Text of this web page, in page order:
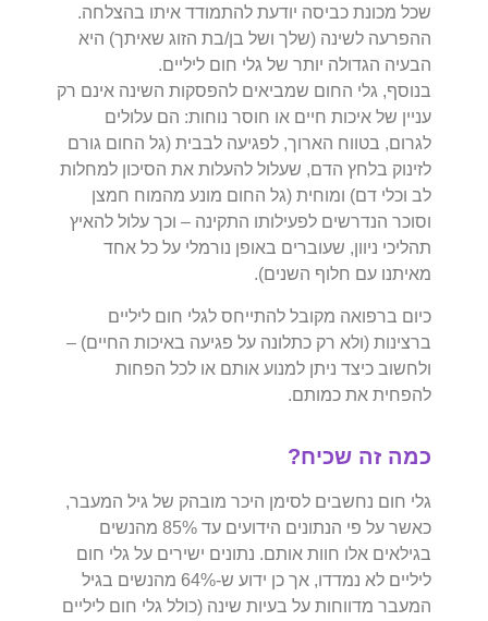
שכל מכונת כביסה יודעת להתמודד איתו בהצלחה.
ההפרעה לשינה (שלך ושל בן/בת הזוג שאיתך) היא
הבעיה הגדולה יותר של גלי חום ליליים.
בנוסף, גלי החום שמביאים להפסקות השינה אינם רק
עניין של איכות חיים או חוסר נוחות: הם עלולים
לגרום, בטווח הארוך, לפגיעה לבבית (גל החום גורם
לזינוק בלחץ הדם, שעלול להעלות את הסיכון למחלות
לב וכלי דם) ומוחית (גל החום מונע מהמוח חמצן
וסוכר הנדרשים לפעילותו התקינה – וכך עלול להאיץ
תהליכי ניוון, שעוברים באופן נורמלי על כל אחד
מאיתנו עם חלוף השנים).
כיום ברפואה מקובל להתייחס לגלי חום ליליים
ברצינות (ולא רק כתלונה על פגיעה באיכות החיים) –
ולחשוב כיצד ניתן למנוע אותם או לכל הפחות
להפחית את כמותם.
כמה זה שכיח?
גלי חום נחשבים לסימן היכר מובהק של גיל המעבר,
כאשר על פי הנתונים הידועים עד 85% מהנשים
בגילאים אלו חוות אותם. נתונים ישירים על גלי חום
ליליים לא נמדדו, אך כן ידוע ש-64% מהנשים בגיל
המעבר מדווחות על בעיות שינה (כולל גלי חום ליליים